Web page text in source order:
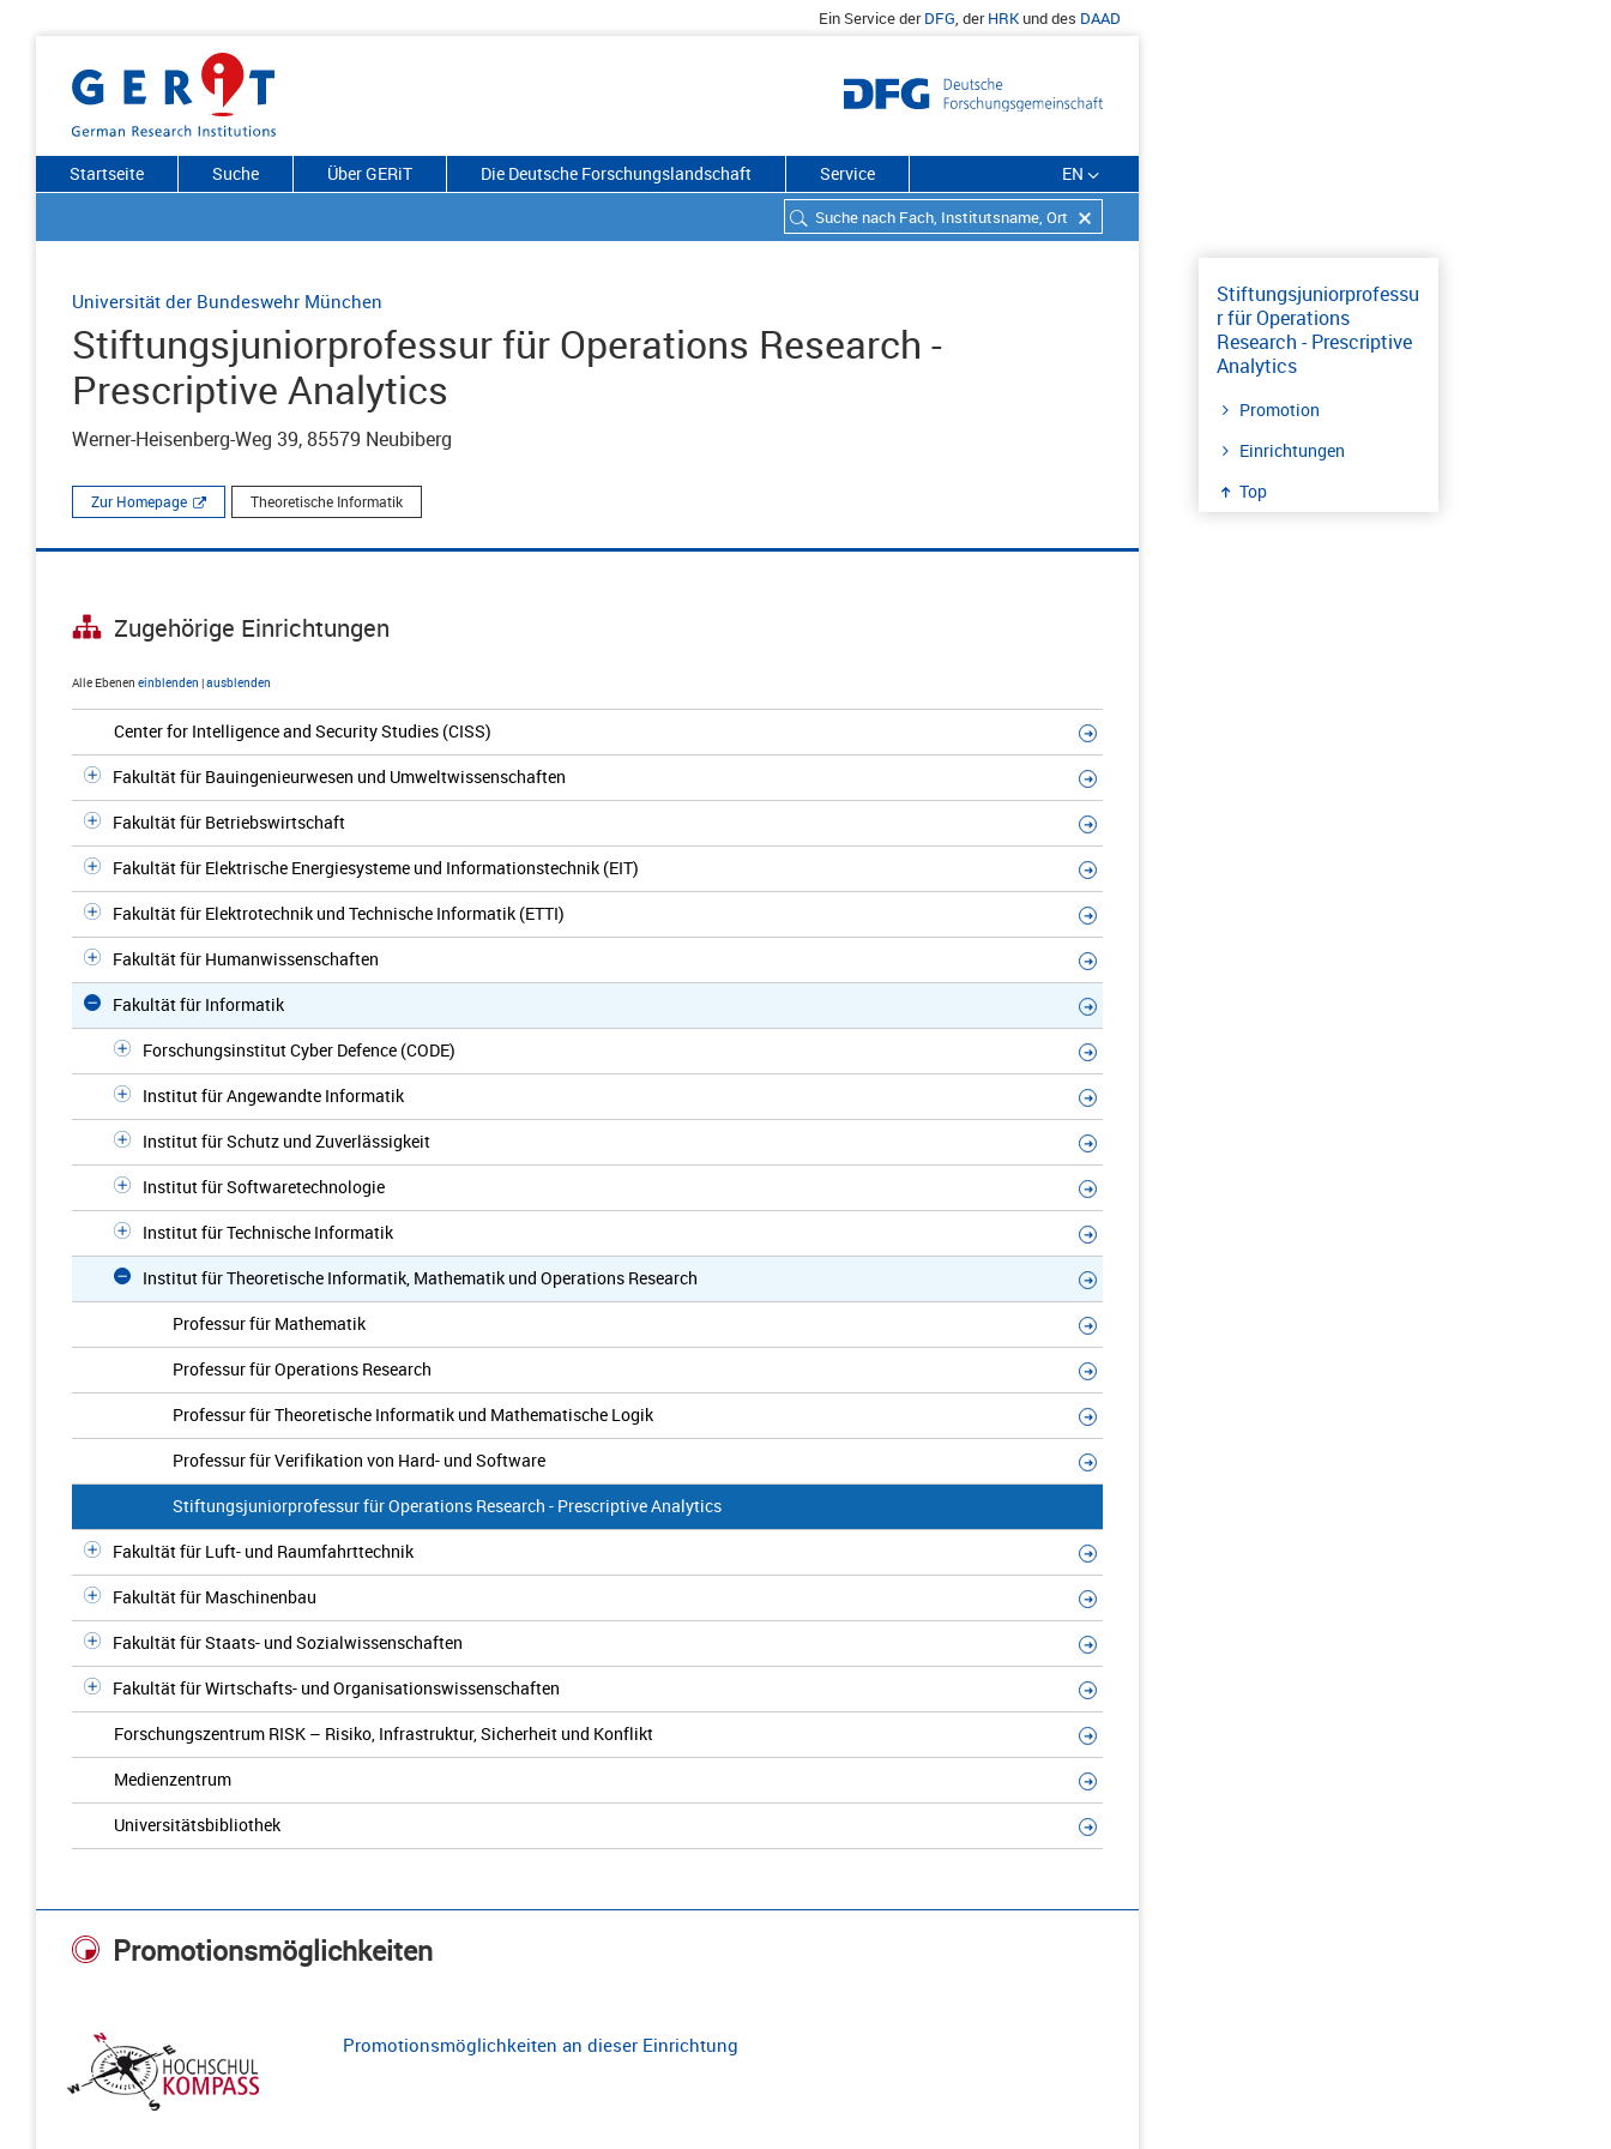
Ein Service derDFG, derHRKund des DAAD
Startseite Suche Über GERiT Die Deutsche Forschungslandschaft Service EN
Stiftungsjuniorprofessu
r für Operations
Research - Prescriptive
Analytics
Promotion
Einrichtungen
Top
Universität der Bundeswehr München
Stiftungsjuniorprofessur für Operations Research -
Prescriptive Analytics
Werner-Heisenberg-Weg 39, 85579 Neubiberg
Zur Homepage Theoretische Informatik
Zugehörige Einrichtungen
Alle Ebenen einblenden |ausblenden
Center for Intelligence and Security Studies (CISS)
Fakultät für Bauingenieurwesen und Umweltwissenschaften
Fakultät für Betriebswirtschaft
Fakultät für Elektrische Energiesysteme und Informationstechnik (EIT)
Fakultät für Elektrotechnik und Technische Informatik (ETTI)
Fakultät für Humanwissenschaften
Fakultät für Informatik
Forschungsinstitut Cyber Defence (CODE)
Institut für Angewandte Informatik
Institut für Schutz und Zuverlässigkeit
Institut für Softwaretechnologie
Institut für Technische Informatik
Institut für Theoretische Informatik, Mathematik und Operations Research
Professur für Mathematik
Professur für Operations Research
Professur für Theoretische Informatik und Mathematische Logik
Professur für Verifikation von Hard- und Software
Stiftungsjuniorprofessur für Operations Research - Prescriptive Analytics
Fakultät für Luft- und Raumfahrttechnik
Fakultät für Maschinenbau
Fakultät für Staats- und Sozialwissenschaften
Fakultät für Wirtschafts- und Organisationswissenschaften
Forschungszentrum RISK – Risiko, Infrastruktur, Sicherheit und Konflikt
Medienzentrum
Universitätsbibliothek
Promotionsmöglichkeiten
Promotionsmöglichkeiten an dieser Einrichtung